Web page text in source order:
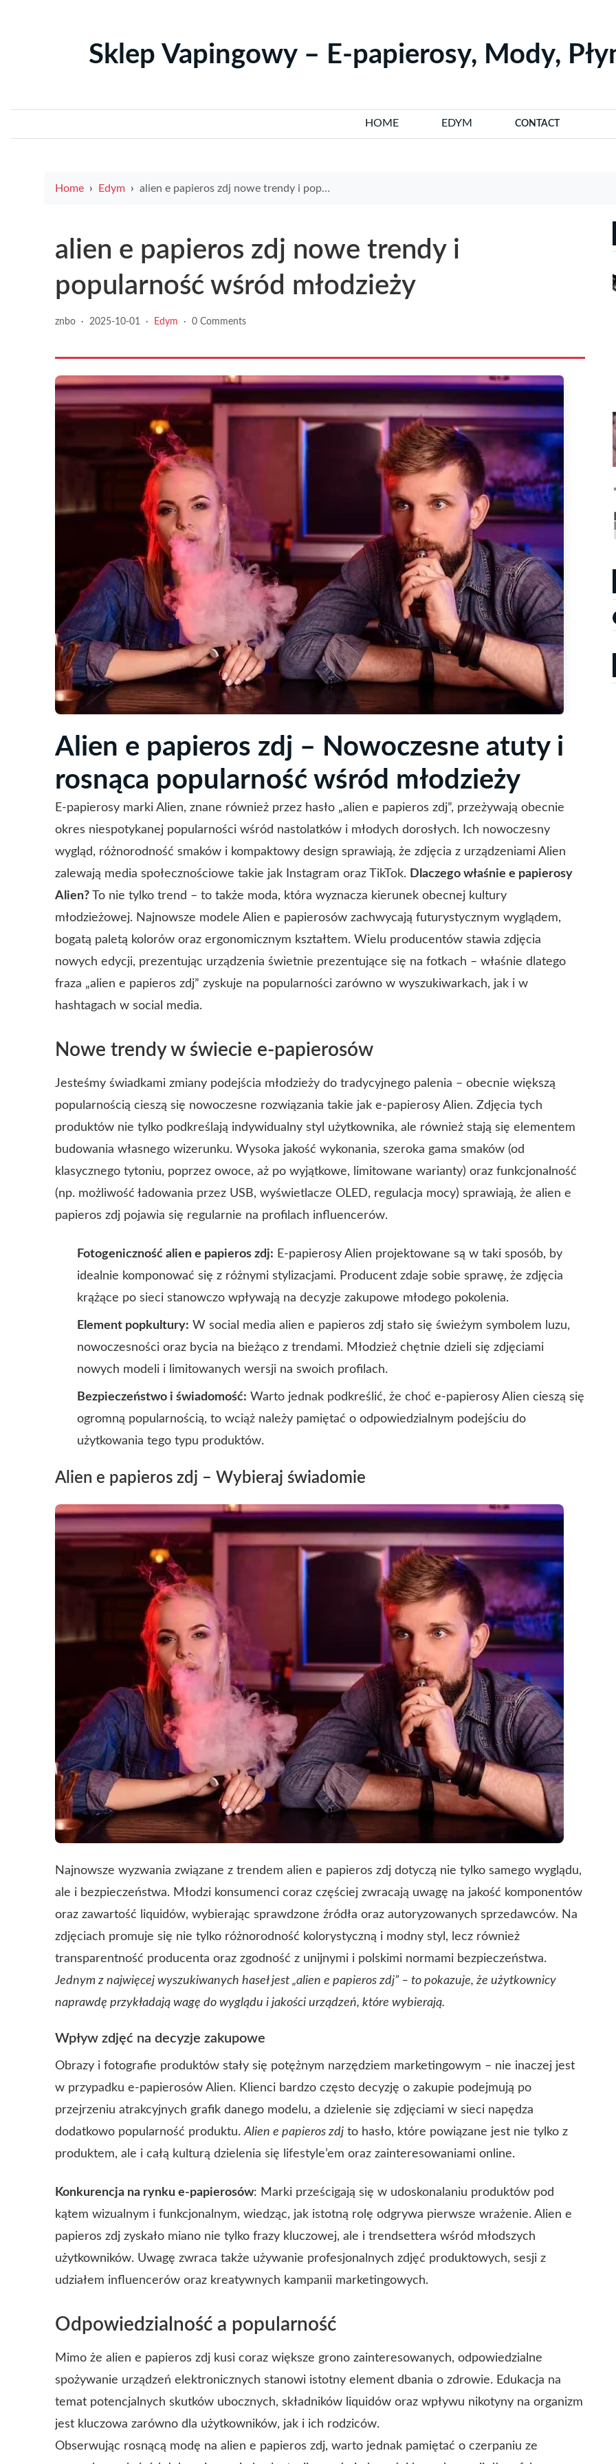
Sklep Vapingowy – E-papierosy, Mody,
HOME EDYM CONTACT
Home Edym alien e papieros zdj nowe trendy i popularność wśród młodzieży
alien e papieros zdj nowe trendy i
popularność wśród młodzieży
znbo · 2025-10-01 · Edym · 0 Comments
Alien e papieros zdj – Nowoczesne atuty i
rosnąca popularność wśród młodzieży
E-papierosy marki Alien, znane również przez hasło „alien e papieros zdj”, przeżywają obecnie
okres niespotykanej popularności wśród nastolatków i młodych dorosłych. Ich nowoczesny
wygląd, różnorodność smaków i kompaktowy design sprawiają, że zdjęcia z urządzeniami Alien
zalewają media społecznościowe takie jak Instagram oraz TikTok. Dlaczego właśnie e papierosy
Alien? To nie tylko trend – to także moda, która wyznacza kierunek obecnej kultury
młodzieżowej. Najnowsze modele Alien e papierosów zachwycają futurystycznym wyglądem,
bogatą paletą kolorów oraz ergonomicznym kształtem. Wielu producentów stawia zdjęcia
nowych edycji, prezentując urządzenia świetnie prezentujące się na fotkach – właśnie dlatego
fraza „alien e papieros zdj” zyskuje na popularności zarówno w wyszukiwarkach, jak i w
hashtagach w social media.
Nowe trendy w świecie e-papierosów
Jesteśmy świadkami zmiany podejścia młodzieży do tradycyjnego palenia – obecnie większą
popularnością cieszą się nowoczesne rozwiązania takie jak e-papierosy Alien. Zdjęcia tych
produktów nie tylko podkreślają indywidualny styl użytkownika, ale również stają się elementem
budowania własnego wizerunku. Wysoka jakość wykonania, szeroka gama smaków (od
klasycznego tytoniu, poprzez owoce, aż po wyjątkowe, limitowane warianty) oraz funkcjonalność
(np. możliwość ładowania przez USB, wyświetlacze OLED, regulacja mocy) sprawiają, że alien e
papieros zdj pojawia się regularnie na profilach influencerów.
Fotogeniczność alien e papieros zdj: E-papierosy Alien projektowane są w taki sposób, by
idealnie komponować się z różnymi stylizacjami. Producent zdaje sobie sprawę, że zdjęcia
krążące po sieci stanowczo wpływają na decyzje zakupowe młodego pokolenia.
Element popkultury: W social media alien e papieros zdj stało się świeżym symbolem luzu,
nowoczesności oraz bycia na bieżąco z trendami. Młodzież chętnie dzieli się zdjęciami
nowych modeli i limitowanych wersji na swoich profilach.
Bezpieczeństwo i świadomość: Warto jednak podkreślić, że choć e-papierosy Alien cieszą się
ogromną popularnością, to wciąż należy pamiętać o odpowiedzialnym podejściu do
użytkowania tego typu produktów.
Alien e papieros zdj – Wybieraj świadomie
Najnowsze wyzwania związane z trendem alien e papieros zdj dotyczą nie tylko samego wyglądu,
ale i bezpieczeństwa. Młodzi konsumenci coraz częściej zwracają uwagę na jakość komponentów
oraz zawartość liquidów, wybierając sprawdzone źródła oraz autoryzowanych sprzedawców. Na
zdjęciach promuje się nie tylko różnorodność kolorystyczną i modny styl, lecz również
transparentność producenta oraz zgodność z unijnymi i polskimi normami bezpieczeństwa.
Jednym z najwięcej wyszukiwanych haseł jest „alien e papieros zdj” – to pokazuje, że użytkownicy
naprawdę przykładają wagę do wyglądu i jakości urządzeń, które wybierają.
Wpływ zdjęć na decyzje zakupowe
Obrazy i fotografie produktów stały się potężnym narzędziem marketingowym – nie inaczej jest
w przypadku e-papierosów Alien. Klienci bardzo często decyzję o zakupie podejmują po
przejrzeniu atrakcyjnych grafik danego modelu, a dzielenie się zdjęciami w sieci napędza
dodatkowo popularność produktu.Alien e papieros zdj to hasło, które powiązane jest nie tylko z
produktem, ale i całą kulturą dzielenia się lifestyle’em oraz zainteresowaniami online.
Konkurencja na rynku e-papierosów: Marki prześcigają się w udoskonalaniu produktów pod
kątem wizualnym i funkcjonalnym, wiedząc, jak istotną rolę odgrywa pierwsze wrażenie. Alien e
papieros zdj zyskało miano nie tylko frazy kluczowej, ale i trendsettera wśród młodszych
użytkowników. Uwagę zwraca także używanie profesjonalnych zdjęć produktowych, sesji z
udziałem influencerów oraz kreatywnych kampanii marketingowych.
Odpowiedzialność a popularność
Mimo że alien e papieros zdj kusi coraz większe grono zainteresowanych, odpowiedzialne
spożywanie urządzeń elektronicznych stanowi istotny element dbania o zdrowie. Edukacja na
temat potencjalnych skutków ubocznych, składników liquidów oraz wpływu nikotyny na organizm
jest kluczowa zarówno dla użytkowników, jak i ich rodziców.
Obserwując rosnącą modę na alien e papieros zdj, warto jednak pamiętać o czerpaniu ze